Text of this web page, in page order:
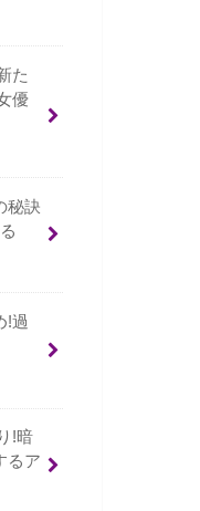
た
優
秘訣
!過
!暗
るア